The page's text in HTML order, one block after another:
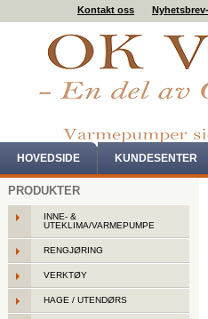
Kontakt oss
HOVEDSIDE KUNDESENTER
PRODUKTER
INNE- &
UTEKLIMA/VARMEPUMPE
RENGJØRING
VERKTØY
HAGE / UTENDØRS